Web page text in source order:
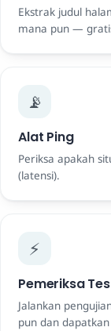
Ekstrak judul
mana pun —
📡
Alat Ping
Periksa apakah
(latensi).
⚡
Pemeriksa
Jalankan
pun dan